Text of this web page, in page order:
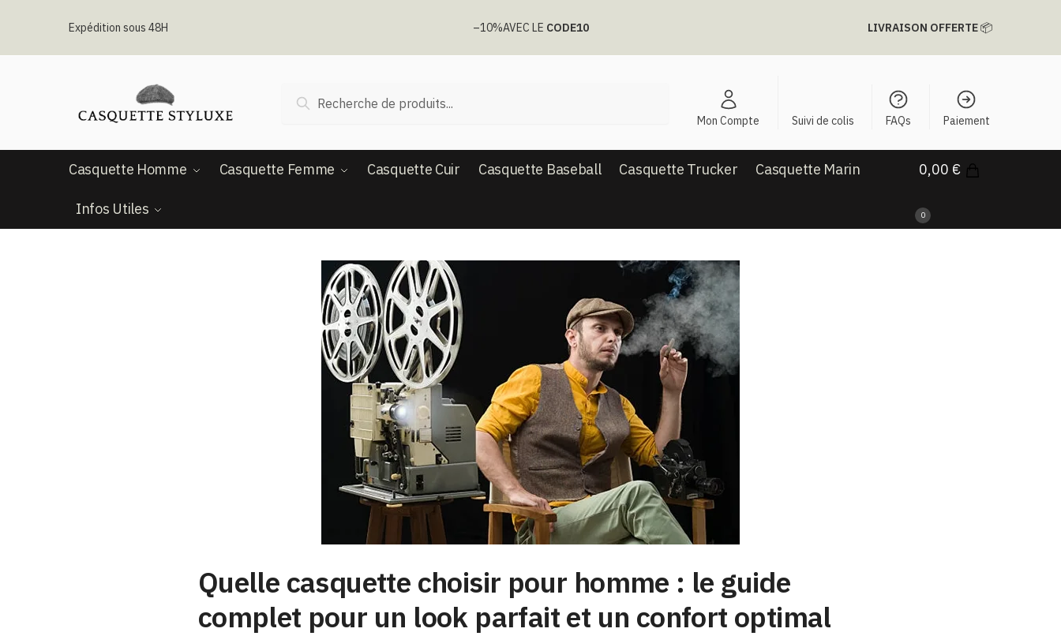
Expédition sous 48H –10%AVEC LE CODE10 LIVRAISON OFFERTE📦
pour :
Recherche
Mon Compte Suivi de colis FAQs Paiement
Casquette Homme Casquette Femme Casquette Cuir Casquette Baseball Casquette Trucker Casquette Marin
Infos Utiles
0,00 €
0
Quelle casquette choisir pour homme : le guide
complet pour un look parfait et un confort optimal